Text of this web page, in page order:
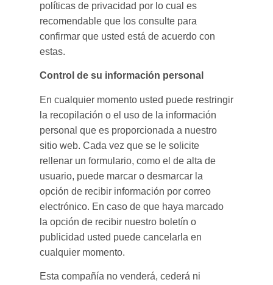
políticas de privacidad por lo cual es
recomendable que los consulte para
confirmar que usted está de acuerdo con
estas.
Control de su información personal
En cualquier momento usted puede restringir
la recopilación o el uso de la información
personal que es proporcionada a nuestro
sitio web. Cada vez que se le solicite
rellenar un formulario, como el de alta de
usuario, puede marcar o desmarcar la
opción de recibir información por correo
electrónico. En caso de que haya marcado
la opción de recibir nuestro boletín o
publicidad usted puede cancelarla en
cualquier momento.
Esta compañía no venderá, cederá ni